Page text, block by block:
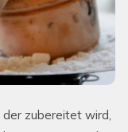
zubereitet wird,